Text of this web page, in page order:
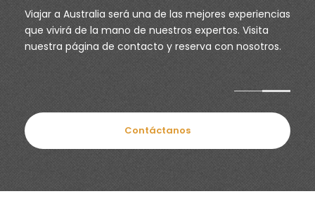
Viajar a Australia será una de las mejores experiencias
que vivirá de la mano de nuestros expertos. Visita
nuestra página de contacto y reserva con nosotros.
Contáctanos